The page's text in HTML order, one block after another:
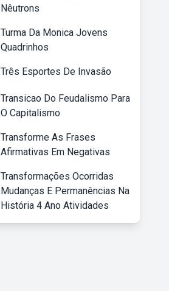
Nêutrons
Turma Da Monica Jovens
Quadrinhos
Três Esportes De Invasão
Transicao Do Feudalismo Para
O Capitalismo
Transforme As Frases
Afirmativas Em Negativas
Transformações Ocorridas
Mudanças E Permanências Na
História 4 Ano Atividades